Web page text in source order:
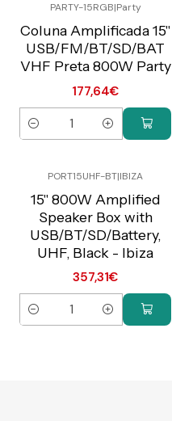
C/IVA
PARTY-15RGB|Party
Coluna Amplificada 15"
USB/FM/BT/SD/BAT
VHF Preta 800W Party
177,64€
Quantity
C/IVA
PORT15UHF-BT|IBIZA
15'' 800W Amplified
Speaker Box with
USB/BT/SD/Battery,
UHF, Black - Ibiza
357,31€
Quantity